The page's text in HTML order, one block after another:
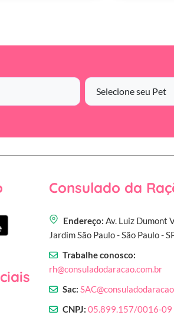
Consulado da
Endereço: Av. Luiz Dumont
Jardim São Paulo - São Paulo -
Trabalhe conosco:
rh@consuladodaracao.com.br
Sac:
CNPJ: 05.899.157/0016-09